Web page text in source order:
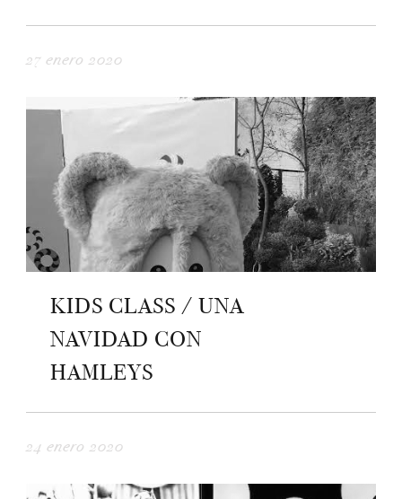
27 enero 2020
KIDS CLASS / UNA
NAVIDAD CON
HAMLEYS
24 enero 2020